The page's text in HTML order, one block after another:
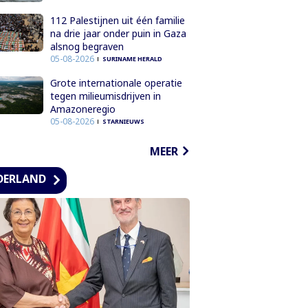
112 Palestijnen uit één familie
na drie jaar onder puin in Gaza
alsnog begraven
05-08-2026 SURINAME HERALD
Grote internationale operatie
tegen milieumisdrijven in
Amazoneregio
05-08-2026 STARNIEUWS
MEER